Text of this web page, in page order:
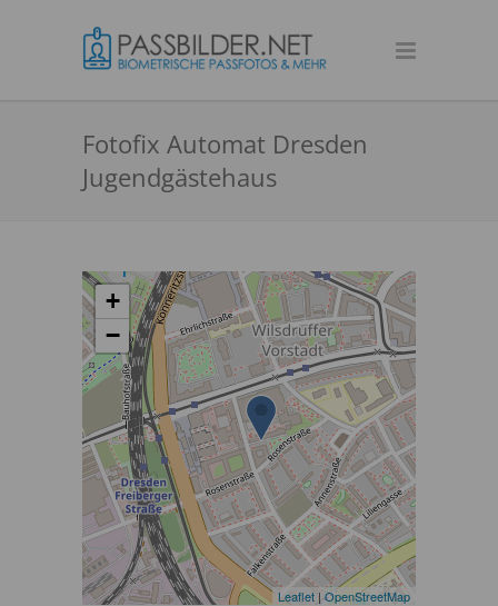
Fotofix Automat Dresden
Jugendgästehaus
+
−
Leaflet |OpenStreetMap